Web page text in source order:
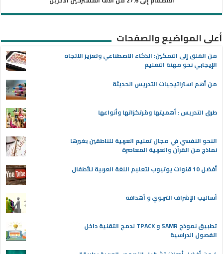
أعلى المواضيع والصفحات
من القلق إلى التمكين: الذكاء الاصطناعي وتعزيز الاتجاه
الإيجابي نحو مهنة التعليم
من أهم استراتيجيات التدريس الحديثة
طرق التدريس : أهميتها ومُرتكزاتها وأنواعها
النحو النفسي في مجال تعليم العربية للناطقين بغيرها
نماذج من القرآن والعربية المعاصرة
أفضل 10 قنوات يوتيوب لتعليم اللغة العربية للأطفال
أساليب الإشراف التربوي و أهدافه
تطبيق نموذج SAMR و TPACK لدمج التقنية داخل
الفصول الدراسية